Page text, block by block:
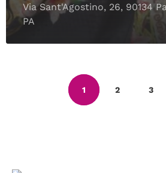
Via Sant'Agostino, 26, 90134
PA
1 2 3